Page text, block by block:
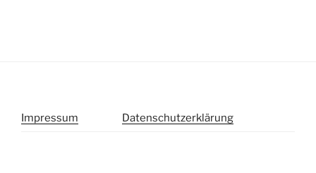
Impressum Datenschutzerklärung